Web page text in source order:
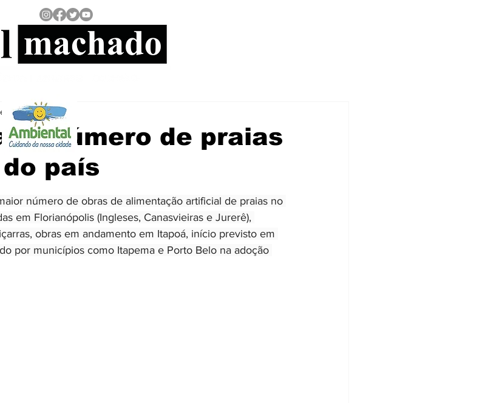
número de praias
país
número de obras de alimentação artificial de praias no
em Florianópolis (Ingleses, Canasvieiras e Jurerê),
obras em andamento em Itapoá, início previsto em
por municípios como Itapema e Porto Belo na adoção